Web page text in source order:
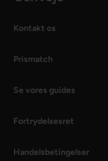
Kontakt os
Prismatch
Se vores guides
Fortrydelsesret
Handelsbetingelser